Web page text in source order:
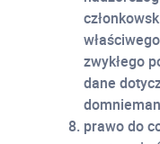
zwykłego
dane
prawo do